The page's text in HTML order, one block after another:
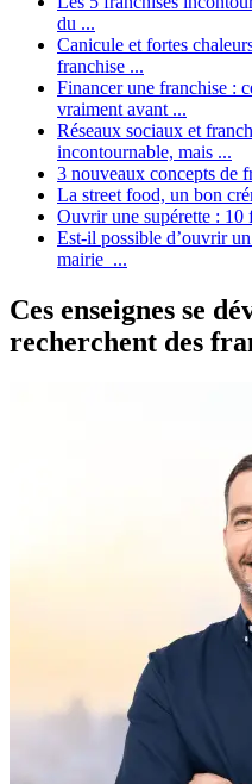
du ...
Canicule et fortes
franchise ...
Financer une franchise :
vraiment avant ...
Réseaux sociaux et
incontournable, mais ...
3 nouveaux concepts de
La street food, un bon
Ouvrir une supérette : 10
Est-il possible d’ouvrir
mairie ...
Ces enseignes se
recherchent des